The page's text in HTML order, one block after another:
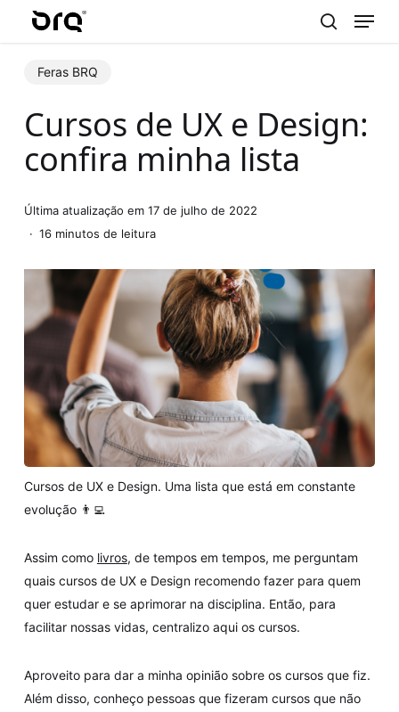
content
Menu
Feras BRQ
Cursos de UX e Design:
confira minha lista
Última atualização em 17 de julho de 2022
16 minutos de leitura
Cursos de UX e Design. Uma lista que está em constante
evolução 👨‍💻
Assim como livros, de tempos em tempos, me perguntam
quais cursos de UX e Design recomendo fazer para quem
quer estudar e se aprimorar na disciplina. Então, para
facilitar nossas vidas, centralizo aqui os cursos.
Aproveito para dar a minha opinião sobre os cursos que fiz.
Além disso, conheço pessoas que fizeram cursos que não